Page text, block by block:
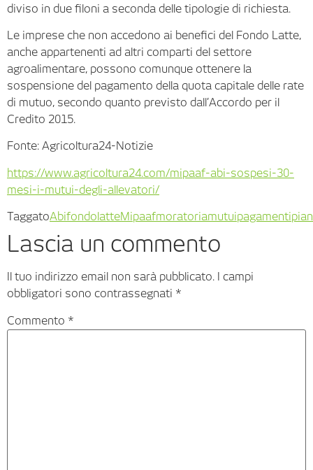
diviso in due filoni a seconda delle tipologie di richiesta.
Le imprese che non accedono ai benefici del Fondo Latte,
anche appartenenti ad altri comparti del settore
agroalimentare, possono comunque ottenere la
sospensione del pagamento della quota capitale delle rate
di mutuo, secondo quanto previsto dall’Accordo per il
Credito 2015.
Fonte: Agricoltura24-Notizie
https://www.agricoltura24.com/mipaaf-abi-sospesi-30-
mesi-i-mutui-degli-allevatori/
TaggatoAbifondolatteMipaafmoratoriamutuipagamenti
Lascia un commento
Il tuo indirizzo email non sarà pubblicato. I campi
obbligatori sono contrassegnati *
Commento *